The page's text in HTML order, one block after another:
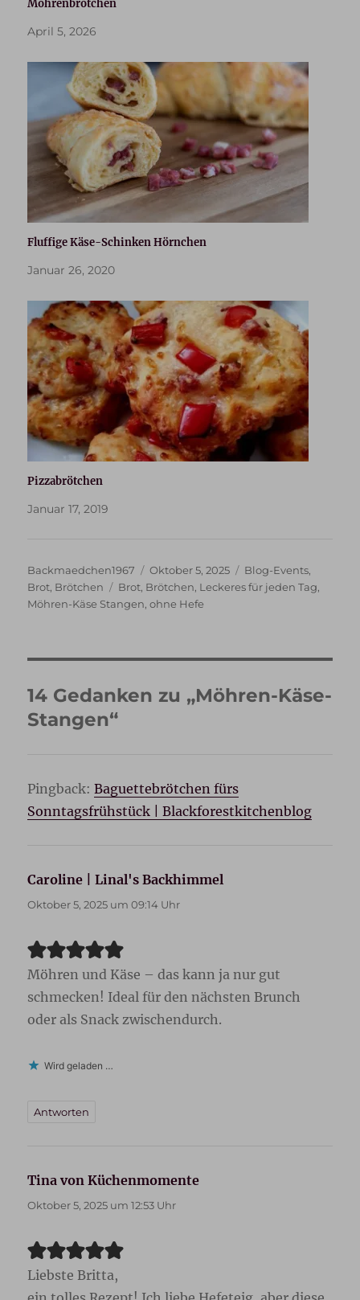
Möhrenbrötchen
April 5, 2026
Fluffige Käse-Schinken Hörnchen
Januar 26, 2020
Pizzabrötchen
Januar 17, 2019
Autor
Backmaedchen1967
Veröffentlicht
am
Oktober 5, 2025 Kategorien
Blog-Events,
Brot, Brötchen Schlagwörter
Brot, Brötchen, Leckeres für jeden Tag,
Möhren-Käse Stangen,ohne Hefe
14 Gedanken zu „Möhren-Käse-
Stangen“
Pingback:Baguettebrötchen fürs
Sonntagsfrühstück | Blackforestkitchenblog
Caroline | Linal's Backhimmel
Oktober 5, 2025 um 09:14 Uhr
Möhren und Käse – das kann ja nur gut
schmecken! Ideal für den nächsten Brunch
oder als Snack zwischendurch.
Wird geladen …
Antworten
Tina von Küchenmomente
Oktober 5, 2025 um 12:53 Uhr
Liebste Britta,